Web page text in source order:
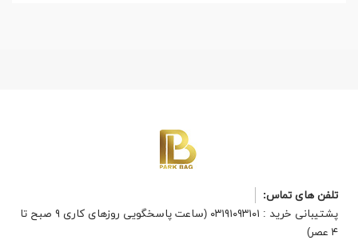
تلفن های تماس:
پشتیبانی خرید : ۰۳۱۹۱۰۹۳۱۰۱ (ساعت پاسخگویی روزهای کاری ۹ صبح تا
۴ عصر)